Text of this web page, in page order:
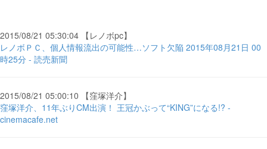
2015/08/21 05:30:04 【レノボpc】
レノボＰＣ、個人情報流出の可能性…ソフト欠陥 2015年08月21日 00
時25分 - 読売新聞
2015/08/21 05:00:10 【窪塚洋介】
窪塚洋介、11年ぶりCM出演！ 王冠かぶって“KING”になる!? -
cinemacafe.net